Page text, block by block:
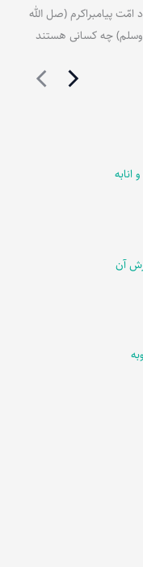
امّت پیامبراکرم (صل الله
وسلم) چه کسانی هستند